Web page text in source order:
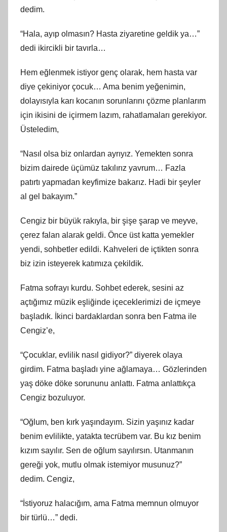
dedim.
“Hala, ayıp olmasın? Hasta ziyaretine geldik ya…”
dedi ikircikli bir tavırla…
Hem eğlenmek istiyor genç olarak, hem hasta var
diye çekiniyor çocuk… Ama benim yeğenimin,
dolayısıyla karı kocanın sorunlarını çözme planlarım
için ikisini de içirmem lazım, rahatlamaları gerekiyor.
Üsteledim,
“Nasıl olsa biz onlardan ayrıyız. Yemekten sonra
bizim dairede üçümüz takılırız yavrum… Fazla
patırtı yapmadan keyfimize bakarız. Hadi bir şeyler
al gel bakayım.”
Cengiz bir büyük rakıyla, bir şişe şarap ve meyve,
çerez falan alarak geldi. Önce üst katta yemekler
yendi, sohbetler edildi. Kahveleri de içtikten sonra
biz izin isteyerek katımıza çekildik.
Fatma sofrayı kurdu. Sohbet ederek, sesini az
açtığımız müzik eşliğinde içeceklerimizi de içmeye
başladık. İkinci bardaklardan sonra ben Fatma ile
Cengiz’e,
“Çocuklar, evlilik nasıl gidiyor?” diyerek olaya
girdim. Fatma başladı yine ağlamaya… Gözlerinden
yaş döke döke sorununu anlattı. Fatma anlattıkça
Cengiz bozuluyor.
“Oğlum, ben kırk yaşındayım. Sizin yaşınız kadar
benim evlilikte, yatakta tecrübem var. Bu kız benim
kızım sayılır. Sen de oğlum sayılırsın. Utanmanın
gereği yok, mutlu olmak istemiyor musunuz?”
dedim. Cengiz,
“İstiyoruz halacığım, ama Fatma memnun olmuyor
bir türlü…” dedi.